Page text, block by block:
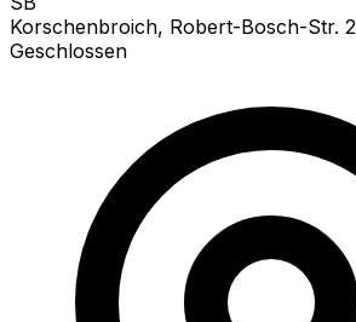
Korschenbroich, Robert-Bosch-Str. 2
Geschlossen